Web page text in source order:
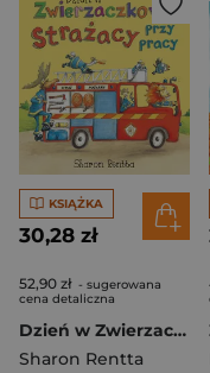
KSIĄŻKA
30,28 zł
52,90 zł - sugerowana
cena detaliczna
Dzień w Zwierzaczkowie. Strażacy przy pracy wyd. 2026
Sharon Rentta